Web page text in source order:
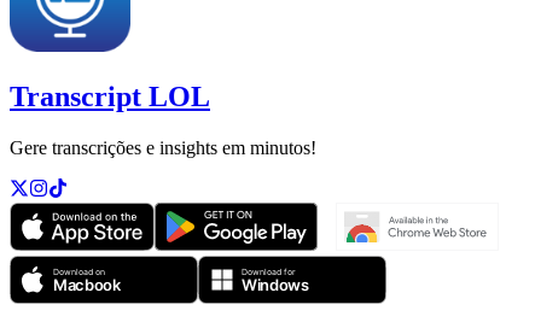
Transcript LOL
Gere transcrições e insights em minutos!